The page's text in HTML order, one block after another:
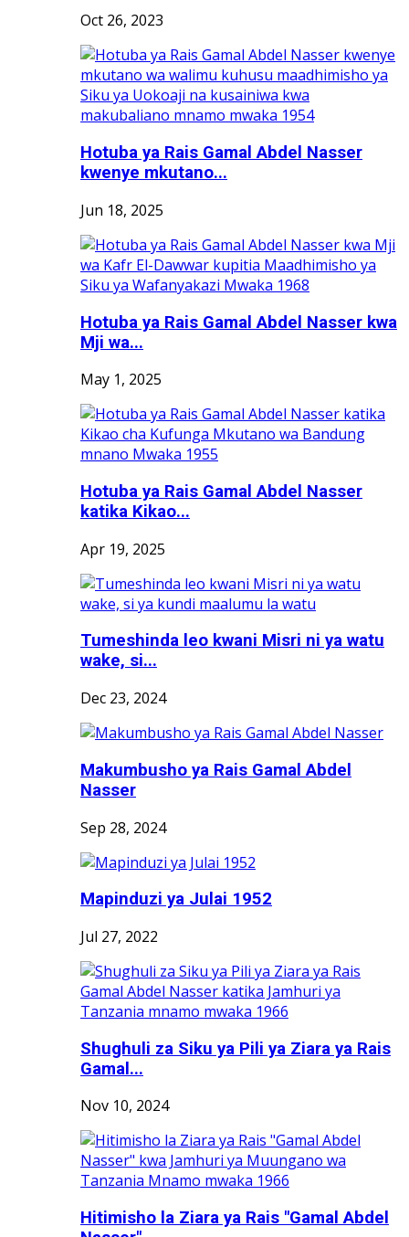
Oct 26, 2023
Hotuba ya Rais Gamal Abdel Nasser
kwenye mkutano...
Jun 18, 2025
Hotuba ya Rais Gamal Abdel Nasser kwa
Mji wa...
May 1, 2025
Hotuba ya Rais Gamal Abdel Nasser
katika Kikao...
Apr 19, 2025
Tumeshinda leo kwani Misri ni ya watu
wake, si...
Dec 23, 2024
Makumbusho ya Rais Gamal Abdel
Nasser
Sep 28, 2024
Mapinduzi ya Julai 1952
Jul 27, 2022
Shughuli za Siku ya Pili ya Ziara ya Rais
Gamal...
Nov 10, 2024
Hitimisho la Ziara ya Rais "Gamal Abdel